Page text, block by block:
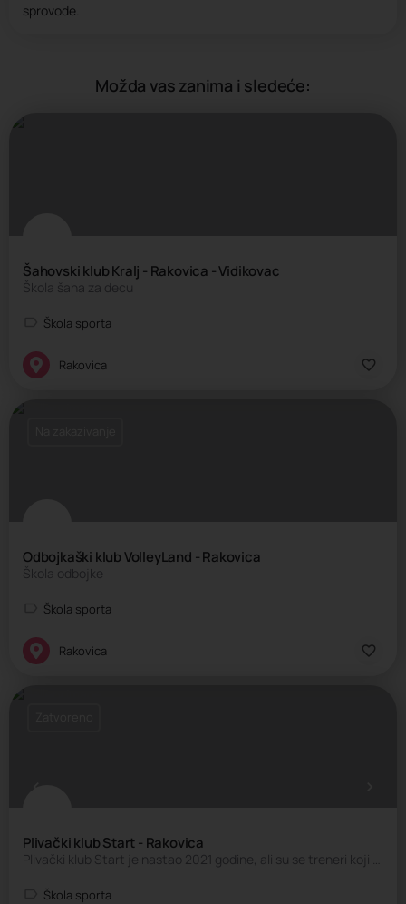
sprovode.
Možda vas zanima i sledeće:
Šahovski klub Kralj - Rakovica - Vidikovac
Škola šaha za decu
Škola sporta
Rakovica
Odbojkaški klub VolleyLand - Rakovica
Škola odbojke
Škola sporta
Rakovica
Plivački klub Start - Rakovica
Škola sporta